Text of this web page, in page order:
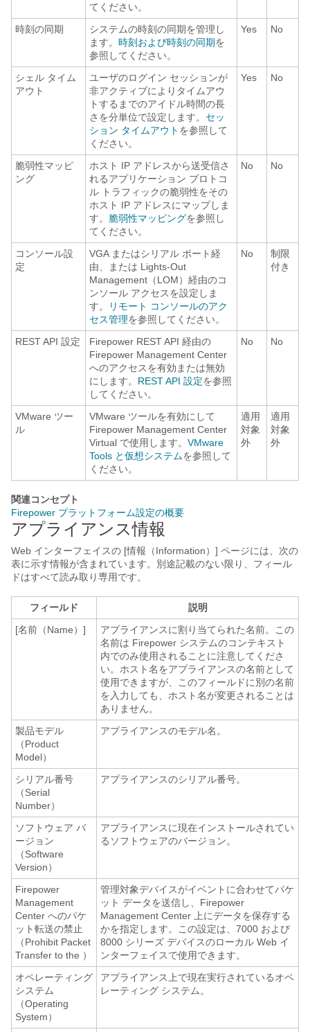
てください。
時刻の同期
システムの時刻の同期を管理し
ます。 時刻および時刻の同期を
参照してください。
Yes No
シェル タイム
アウト
ユーザのログイン セッションが
非アクティブによりタイムアウ
トするまでのアイドル時間の長
さを分単位で設定します。 セッ
ション タイムアウト を参照して
ください。
Yes No
脆弱性マッピ
ング
ホスト IP アドレスから送受信さ
れるアプリケーション プロトコ
ル トラフィックの脆弱性をその
ホスト IP アドレスにマップしま
す。 脆弱性マッピングを参照し
てください。
No No
コンソール設
定
VGA またはシリアル ポート経
由、または Lights-Out
Management（LOM）経由のコ
ンソール アクセスを設定しま
す。
リモート コンソールのアク
セス管理を参照してください。
No
制限
付き
REST API 設定
Firepower REST API 経由の
Firepower Management Center
へのアクセスを有効または無効
にします。 REST API 設定を参照
してください。
No No
VMware ツー
ル
VMware ツールを有効にして
Firepower Management Center
Virtual で使用します。 VMware
Tools と仮想システムを参照して
ください。
適用
対象
外
適用
対象
外
関連コンセプト
Firepower プラットフォーム設定の概要
アプライアンス情報
Web インターフェイスの [情報（Information）] ページには、次の
表に示す情報が含まれています。別途記載のない限り、フィール
ドはすべて読み取り専用です。
フィールド
説明
[名前（Name）]
アプライアンスに割り当てられた名前。この
名前は Firepower システムのコンテキスト
内でのみ使用されることに注意してくださ
い。ホスト名をアプライアンスの名前として
使用できますが、このフィールドに別の名前
を入力しても、ホスト名が変更されることは
ありません。
製品モデル
（Product
Model）
アプライアンスのモデル名。
シリアル番号
（Serial
Number）
アプライアンスのシリアル番号。
ソフトウェア バ
ージョン
（Software
Version）
アプライアンスに現在インストールされてい
るソフトウェアのバージョン。
Firepower
Management
Center へのパケ
ット転送の禁止
（Prohibit Packet
Transfer to the ）
管理対象デバイスがイベントに合わせてパケ
ット データを送信し、 Firepower
Management Center 上にデータを保存する
かを指定します。この設定は、 7000 および
8000 シリーズ デバイスのローカル Web イ
ンターフェイスで使用できます。
オペレーティング
システム
（Operating
System）
アプライアンス上で現在実行されているオペ
レーティング システム。